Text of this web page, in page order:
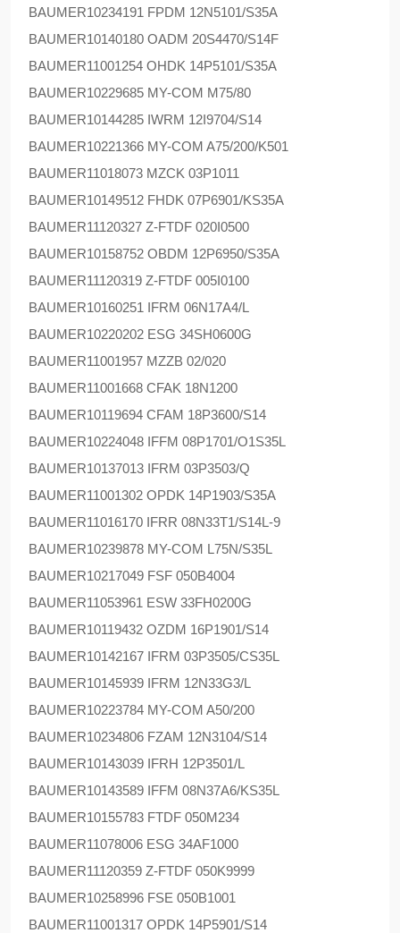
BAUMER10234191 FPDM 12N5101/S35A
BAUMER10140180 OADM 20S4470/S14F
BAUMER11001254 OHDK 14P5101/S35A
BAUMER10229685 MY-COM M75/80
BAUMER10144285 IWRM 12I9704/S14
BAUMER10221366 MY-COM A75/200/K501
BAUMER11018073 MZCK 03P1011
BAUMER10149512 FHDK 07P6901/KS35A
BAUMER11120327 Z-FTDF 020I0500
BAUMER10158752 OBDM 12P6950/S35A
BAUMER11120319 Z-FTDF 005I0100
BAUMER10160251 IFRM 06N17A4/L
BAUMER10220202 ESG 34SH0600G
BAUMER11001957 MZZB 02/020
BAUMER11001668 CFAK 18N1200
BAUMER10119694 CFAM 18P3600/S14
BAUMER10224048 IFFM 08P1701/O1S35L
BAUMER10137013 IFRM 03P3503/Q
BAUMER11001302 OPDK 14P1903/S35A
BAUMER11016170 IFRR 08N33T1/S14L-9
BAUMER10239878 MY-COM L75N/S35L
BAUMER10217049 FSF 050B4004
BAUMER11053961 ESW 33FH0200G
BAUMER10119432 OZDM 16P1901/S14
BAUMER10142167 IFRM 03P3505/CS35L
BAUMER10145939 IFRM 12N33G3/L
BAUMER10223784 MY-COM A50/200
BAUMER10234806 FZAM 12N3104/S14
BAUMER10143039 IFRH 12P3501/L
BAUMER10143589 IFFM 08N37A6/KS35L
BAUMER10155783 FTDF 050M234
BAUMER11078006 ESG 34AF1000
BAUMER11120359 Z-FTDF 050K9999
BAUMER10258996 FSE 050B1001
BAUMER11001317 OPDK 14P5901/S14